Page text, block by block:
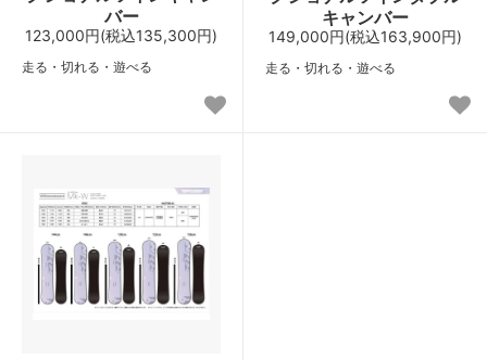
バー
123,000円(税込135,300円)
走る・切れる・遊べる
キャンバー
149,000円(税込163,900円)
走る・切れる・遊べる